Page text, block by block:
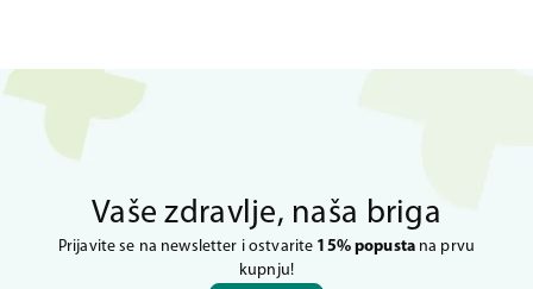
Vaše zdravlje, naša briga
Prijavite se na newsletter i ostvarite 15% popustana prvu
kupnju!